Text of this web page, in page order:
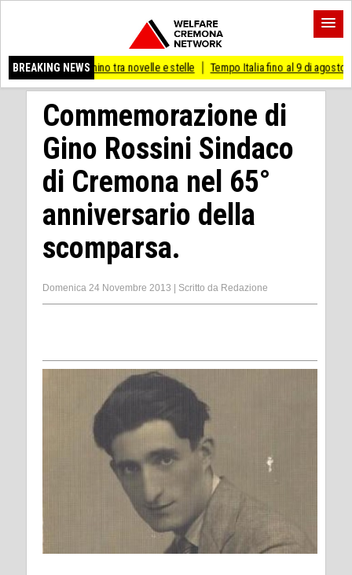
BREAKING NEWS
tra novelle e stelle Tempo Italia fino al 9 di agosto (Mi) PIANO
Commemorazione di
Gino Rossini Sindaco
di Cremona nel 65°
anniversario della
scomparsa.
Domenica 24 Novembre 2013 Scritto da Redazione